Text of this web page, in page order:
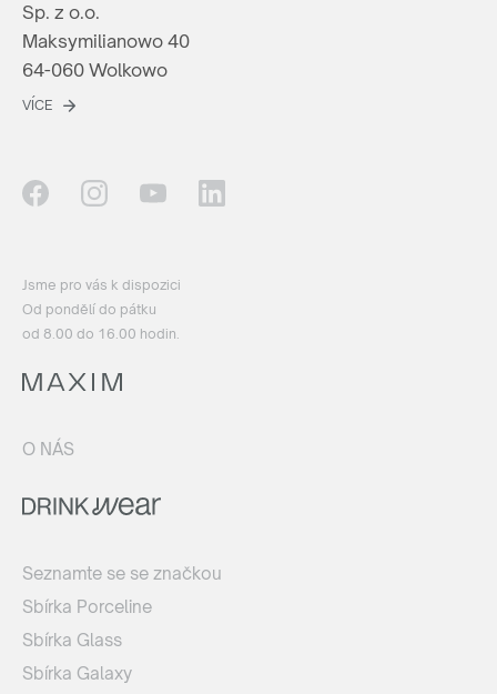
Sp. z o.o.
Maksymilianowo 40
64-060 Wolkowo
VÍCE
Jsme pro vás k dispozici
Od pondělí do pátku
od 8.00 do 16.00 hodin.
O NÁS
Seznamte se se značkou
Sbírka Porceline
Sbírka Glass
Sbírka Galaxy